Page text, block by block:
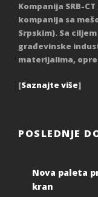
Kompanija SRB-
kompanija sa
Srpskim). Sa
građevinske
materijalima,
[Saznajte više]
POSLEDNJE
Nova paleta
kran